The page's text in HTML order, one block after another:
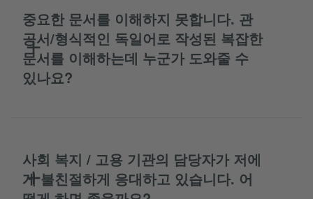
중요한 문서를 이해하지 못합니다. 관
공서/형식적인 독일어로 작성된 복잡한
문서를 이해하는데 누군가 도와줄 수
있나요?
사회 복지 / 고용 기관의 담당자가 저에
게 불친절하게 응대하고 있습니다. 어